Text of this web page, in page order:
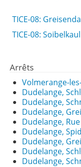
TICE-08:
TICE-08:
Arrêts
Volmerange-
Dudelange,
Dudelange,
Dudelange,
Dudelange,
Dudelange,
Dudelange,
Dudelange,
Dudelange,